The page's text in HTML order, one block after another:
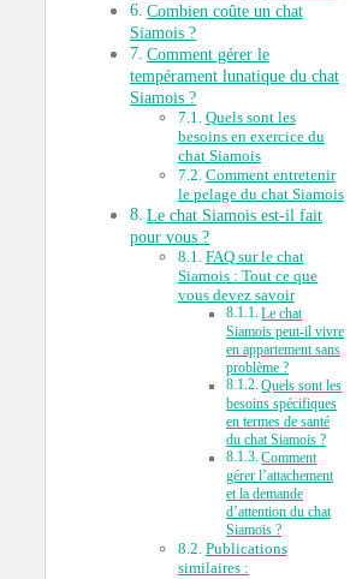
Combien coûte un chat
Siamois ?
Comment gérer le
tempérament lunatique du chat
Siamois ?
Quels sont les
besoins en exercice du
chat Siamois
Comment entretenir
le pelage du chat Siamois
Le chat Siamois est-il fait
pour vous ?
FAQ sur le chat
Siamois : Tout ce que
vous devez savoir
Le chat
Siamois peut-il vivre
en appartement sans
problème ?
Quels sont les
besoins spécifiques
en termes de santé
du chat Siamois ?
Comment
gérer l’attachement
et la demande
d’attention du chat
Siamois ?
Publications
similaires :